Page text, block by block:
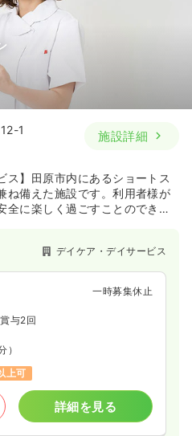
1
施設詳細
ス】田原市内にあるショートス
ね備えた施設です。利用者様が
全に楽しく過ごすことのできる
すべてが幸せになるような施設
ご家族が安心できるケアを提供
ています。
デイケア・デイサービス
一時募集休止
賞与2回
）
上可
詳細を見る